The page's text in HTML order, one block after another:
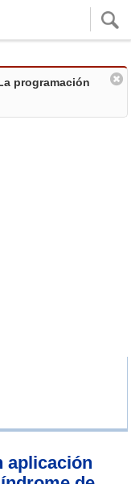
programación
aplicación